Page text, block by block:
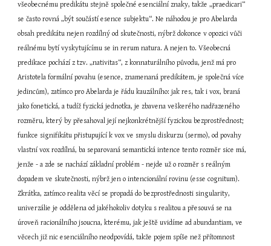
všeobecnému predikátu stejně společné esenciální znaky, takže „praedicari“
se často rovná „být součástí esence subjektu“. Ne náhodou je pro Abelarda
obsah predikátu nejen rozdílný od skutečnosti, nýbrž dokonce v opozici vůči
reálnému bytí vyskytujícímu se in rerum natura. A nejen to. Všeobecná
predikace pochází z tzv. „nativitas“, z konnaturálního původu, jenž má pro
Aristotela formální povahu (esence, znamenaná predikátem, je společná více
jedincům), zatímco pro Abelarda je řádu kauzálního: jak res, tak i vox, braná
jako fonetická, a tudíž fyzická jednotka, je zbavena veškerého nadřazeného
rozměru, který by přesahoval její nejkonkrétnější fyzickou bezprostřednost;
funkce signifikátu přistupující k vox ve smyslu diskurzu (sermo), od povahy
vlastní vox rozdílná, ba separovaná semantická intence tento rozměr sice má,
jenže - a zde se nachází základní problém - nejde už o rozměr s reálným
dopadem ve skutečnosti, nýbrž jen o intencionální rovinu (esse cognitum).
Zkrátka, zatímco realita věcí se propadá do bezprostřednosti singularity,
univerzálie je oddělena od jakéhokoliv dotyku s realitou a přesouvá se na
úroveň racionálního jsoucna, kterému, jak ještě uvidíme ad abundantiam, ve
věcech již nic esenciálního neodpovídá, takže pojem spíše než přítomnost